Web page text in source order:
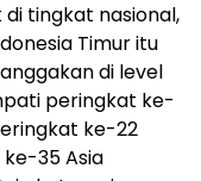
tingkat nasional,
Timur itu
di level
peringkat ke-
ke-22
35 Asia